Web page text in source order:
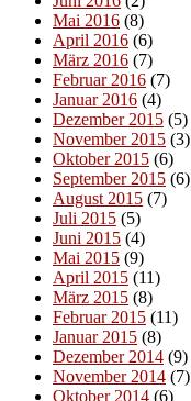
Mai 2016 (8)
April 2016 (6)
März 2016 (7)
Februar 2016 (7)
Januar 2016 (4)
Dezember 2015 (5)
November 2015 (3)
Oktober 2015 (6)
September 2015 (6)
August 2015 (7)
Juli 2015 (5)
Juni 2015 (4)
Mai 2015 (9)
April 2015 (11)
März 2015 (8)
Februar 2015 (11)
Januar 2015 (8)
Dezember 2014 (9)
November 2014 (7)
Oktober 2014 (6)